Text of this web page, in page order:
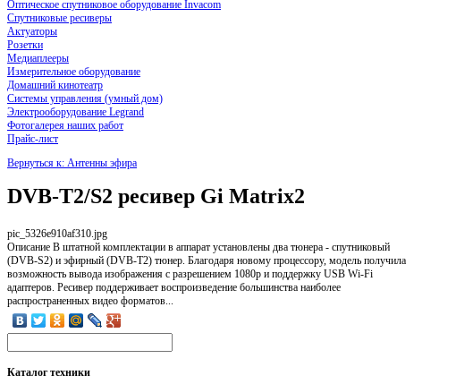
Оптическое спутниковое оборудование Invacom
Спутниковые ресиверы
Актуаторы
Розетки
Медиаплееры
Измерительное оборудование
Домашний кинотеатр
Системы управления (умный дом)
Электрооборудование Legrand
Фотогалерея наших работ
Прайс-лист
Вернуться к: Антенны эфира
DVB-T2/S2 ресивер Gi Matrix2
pic_5326e910af310.jpg
Описание В штатной комплектации в аппарат установлены два тюнера - спутниковый
(DVB-S2) и эфирный (DVB-T2) тюнер. Благодаря новому процессору, модель получила
возможность вывода изображения с разрешением 1080p и поддержку USB Wi-Fi
адаптеров. Ресивер поддерживает воспроизведение большинства наиболее
распространенных видео форматов...
Каталогтехники